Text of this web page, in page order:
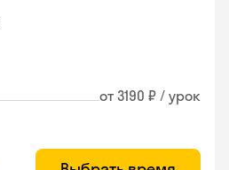
от 3190 ₽ / урок